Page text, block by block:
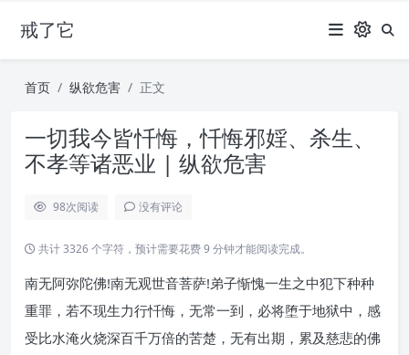
戒了它
首页 纵欲危害 正文
一切我今皆忏悔，忏悔邪婬、杀生、
不孝等诸恶业 | 纵欲危害
98次阅读 没有评论
共计 3326 个字符，预计需要花费 9 分钟才能阅读完成。
南无阿弥陀佛!南无观世音菩萨!弟子惭愧一生之中犯下种种
重罪，若不现生力行忏悔，无常一到，必将堕于地狱中，感
受比水淹火烧深百千万倍的苦楚，无有出期，累及慈悲的佛